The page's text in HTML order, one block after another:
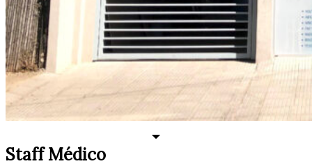
Staff Médico